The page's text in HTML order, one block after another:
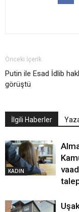
Önceki İçerik
Putin ile Esad İdlib
görüştü
İlgili Haberler
KADIN